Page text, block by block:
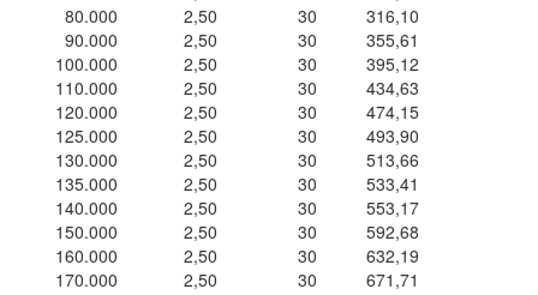
80.000
2,50 30
316,10
90.000
2,50 30
355,61
100.000
2,50 30
395,12
110.000
2,50 30
434,63
120.000
2,50 30
474,15
125.000
2,50 30
493,90
130.000
2,50 30
513,66
135.000
2,50 30
533,41
140.000
2,50 30
553,17
150.000
2,50 30
592,68
160.000
2,50 30
632,19
170.000
2,50 30
671,71